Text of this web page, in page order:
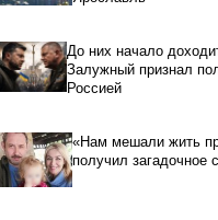
До них начало
Залужный признал
Россией
«Нам мешали жить
получил загадочное